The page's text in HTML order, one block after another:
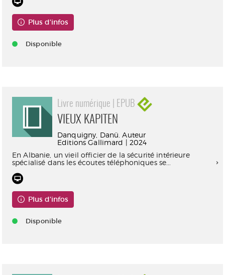
Plus d'infos
Disponible
Livre numérique | EPUB
VIEUX KAPITEN
Danquigny, Danü. Auteur
Editions Gallimard | 2024
En Albanie, un vieil officier de la sécurité intérieure
spécialisé dans les écoutes téléphoniques se...
Plus d'infos
Disponible